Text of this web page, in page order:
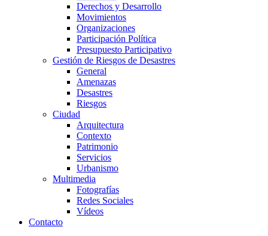
Derechos y Desarrollo
Movimientos
Organizaciones
Participación Política
Presupuesto Participativo
Gestión de Riesgos de Desastres
General
Amenazas
Desastres
Riesgos
Ciudad
Arquitectura
Contexto
Patrimonio
Servicios
Urbanismo
Multimedia
Fotografías
Redes Sociales
Vídeos
Contacto